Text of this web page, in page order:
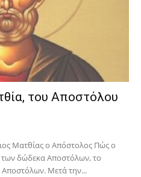
του Αποστόλου
Ματθίας ο Απόστολος Πώς ο
δώδεκα Αποστόλων, το
Αποστόλων. Μετά την...